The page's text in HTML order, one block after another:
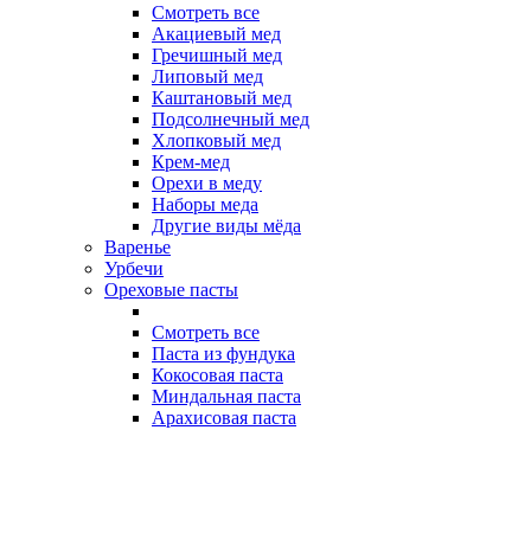
Смотреть все
Акациевый мед
Гречишный мед
Липовый мед
Каштановый мед
Подсолнечный мед
Хлопковый мед
Крем-мед
Орехи в меду
Наборы меда
Другие виды мёда
Варенье
Урбечи
Ореховые пасты
Смотреть все
Паста из фундука
Кокосовая паста
Миндальная паста
Арахисовая паста